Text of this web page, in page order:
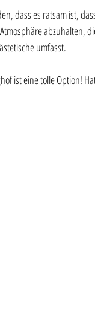
dass es ratsam ist,
abzuhalten,
umfasst.
ist eine tolle Option!